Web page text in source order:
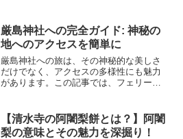
は、厳島神社へのフェリー料金に関する
詳細情報を一か所にまとめて...
厳島神社への完全ガイド: 神秘の
地へのアクセスを簡単に
厳島神社への旅は、その神秘的な美しさ
だけでなく、アクセスの多様性にも魅力
があります。この記事では、フェリーか
適なルートを見つけ、神社訪問の旅を快
適にするためのガイドです...
【清水寺の阿闍梨餅とは？】阿闍
梨の意味とその魅力を深掘り！